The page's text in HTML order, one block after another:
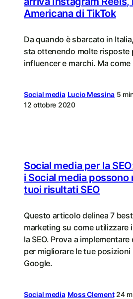
Americana di TikTok
Da quando è sbarcato in
sta ottenendo molte risposte
influencer e marchi. Ma
Social media Lucio Messina 5
12 ottobre 2020
Social media per la
i Social media possono
tuoi risultati SEO
Questo articolo delinea 7
marketing su come utilizzare
la SEO. Prova a
per migliorare le tue posizioni
Google.
Social media Moss Clement 24